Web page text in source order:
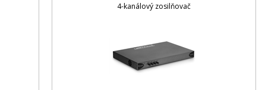
4-kanálový zosilňovač